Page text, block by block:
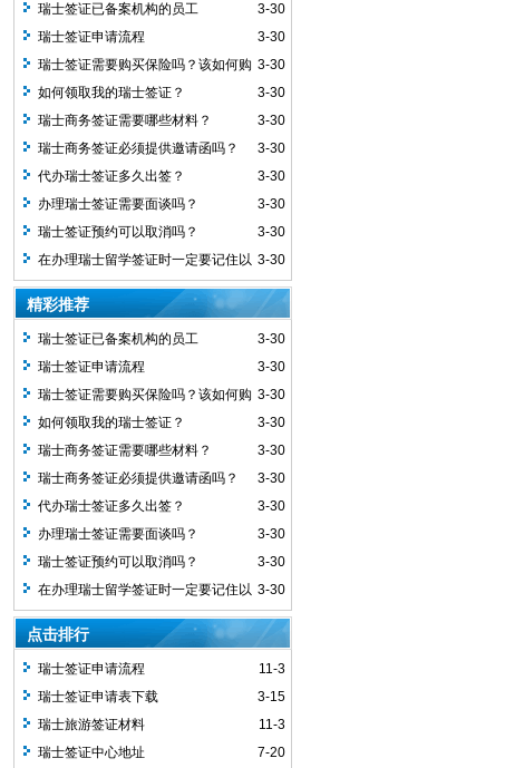
3-30
瑞士签证已备案机构的员工
3-30
瑞士签证申请流程
3-30
瑞士签证需要购买保险吗？该如何购
买？
3-30
如何领取我的瑞士签证？
3-30
瑞士商务签证需要哪些材料？
3-30
瑞士商务签证必须提供邀请函吗？
3-30
代办瑞士签证多久出签？
3-30
办理瑞士签证需要面谈吗？
3-30
瑞士签证预约可以取消吗？
3-30
在办理瑞士留学签证时一定要记住以
下几点
精彩推荐
3-30
瑞士签证已备案机构的员工
3-30
瑞士签证申请流程
3-30
瑞士签证需要购买保险吗？该如何购
买？
3-30
如何领取我的瑞士签证？
3-30
瑞士商务签证需要哪些材料？
3-30
瑞士商务签证必须提供邀请函吗？
3-30
代办瑞士签证多久出签？
3-30
办理瑞士签证需要面谈吗？
3-30
瑞士签证预约可以取消吗？
3-30
在办理瑞士留学签证时一定要记住以
下几点
点击排行
11-3
瑞士签证申请流程
3-15
瑞士签证申请表下载
11-3
瑞士旅游签证材料
7-20
瑞士签证中心地址